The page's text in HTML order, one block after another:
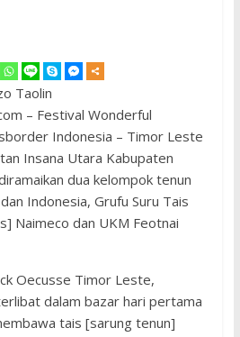
Taolin
– Festival Wonderful
Indonesia – Timor Leste
Insana Utara Kabupaten
dua kelompok tenun
Indonesia, Grufu Suru Tais
Naimeco dan UKM Feotnai
Oecusse Timor Leste,
dalam bazar hari pertama
tais [sarung tenun]